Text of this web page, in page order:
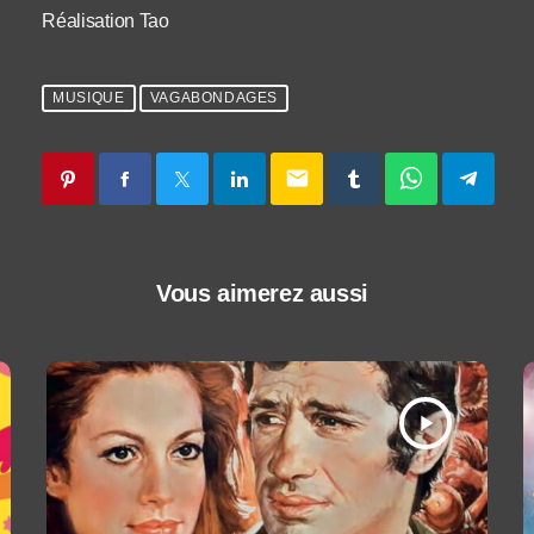
Réalisation Tao
MUSIQUE VAGABONDAGES
email
Vous aimerez aussi
play_arrow